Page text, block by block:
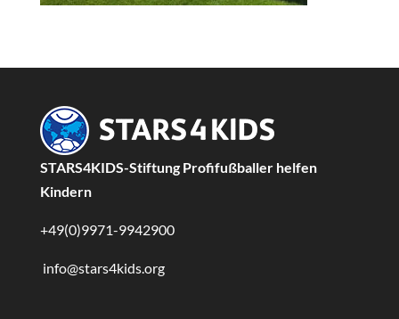
STARS4KIDS-Stiftung Profifußballer helfen
Kindern
+49(0)9971-9942900
info@stars4kids.org